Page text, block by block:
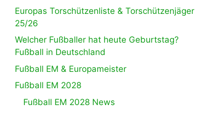
Europas Torschützenliste & Torschützenjäger
25/26
Welcher Fußballer hat heute Geburtstag?
Fußball in Deutschland
Fußball EM & Europameister
Fußball EM 2028
Fußball EM 2028 News